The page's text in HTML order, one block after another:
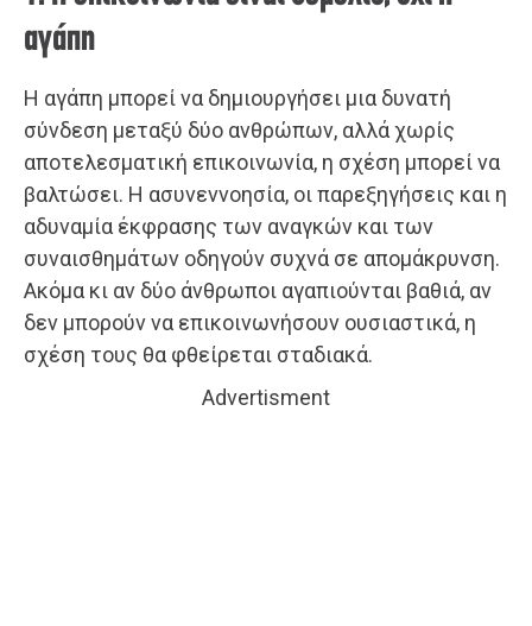
αγάπη
Η αγάπη μπορεί να δημιουργήσει μια δυνατή
σύνδεση μεταξύ δύο ανθρώπων, αλλά χωρίς
αποτελεσματική επικοινωνία, η σχέση μπορεί να
βαλτώσει. Η ασυνεννοησία, οι παρεξηγήσεις και η
αδυναμία έκφρασης των αναγκών και των
συναισθημάτων οδηγούν συχνά σε απομάκρυνση.
Ακόμα κι αν δύο άνθρωποι αγαπιούνται βαθιά, αν
δεν μπορούν να επικοινωνήσουν ουσιαστικά, η
σχέση τους θα φθείρεται σταδιακά.
Advertisment